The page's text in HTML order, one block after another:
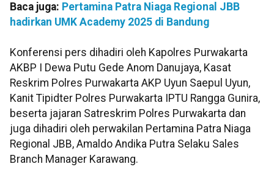
Baca juga: Pertamina Patra Niaga Regional JBB
hadirkan UMK Academy 2025 di Bandung
Konferensi pers dihadiri oleh Kapolres Purwakarta
AKBP I Dewa Putu Gede Anom Danujaya, Kasat
Reskrim Polres Purwakarta AKP Uyun Saepul Uyun,
Kanit Tipidter Polres Purwakarta IPTU Rangga Gunira,
beserta jajaran Satreskrim Polres Purwakarta dan
juga dihadiri oleh perwakilan Pertamina Patra Niaga
Regional JBB, Amaldo Andika Putra Selaku Sales
Branch Manager Karawang.